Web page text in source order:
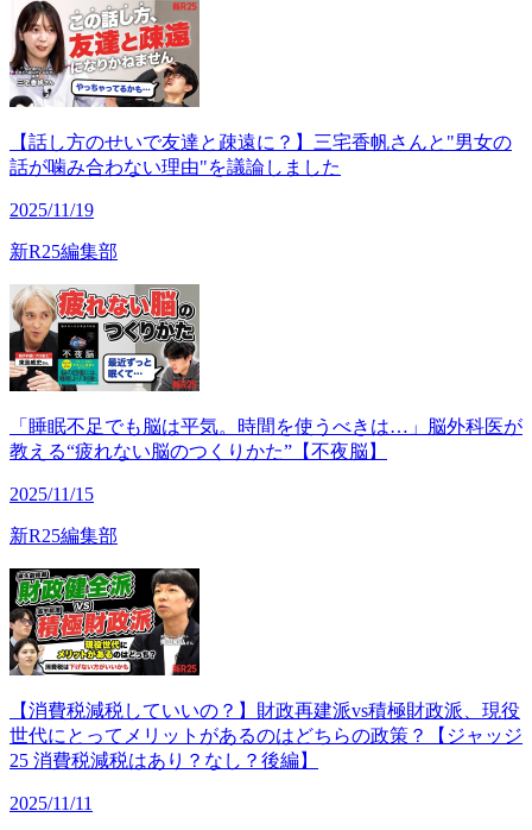
【話し方のせいで友達と疎遠に？】三宅香帆さんと"男女の
話が噛み合わない理由"を議論しました
2025/11/19
新R25編集部
「睡眠不足でも脳は平気。時間を使うべきは…」脳外科医が
教える“疲れない脳のつくりかた”【不夜脳】
2025/11/15
新R25編集部
【消費税減税していいの？】財政再建派vs積極財政派、現役
世代にとってメリットがあるのはどちらの政策？【ジャッジ
25 消費税減税はあり？なし？後編】
2025/11/11